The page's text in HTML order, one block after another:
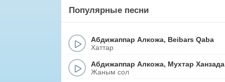
Популярные песни
Абдижаппар Алкожа, Beibars Qaba
Хаттар
Абдижаппар Алкожа, Мухтар Ханзада
Жаным сол